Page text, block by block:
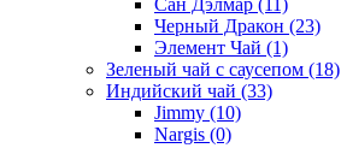
Черный Дракон (23)
Элемент Чай (1)
Зеленый чай с саусепом (18)
Индийский чай (33)
Jimmy (10)
Nargis (0)